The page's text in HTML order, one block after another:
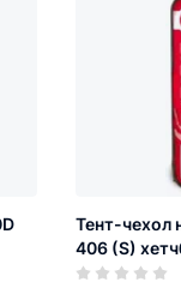
Тент-чехол
406 (S)